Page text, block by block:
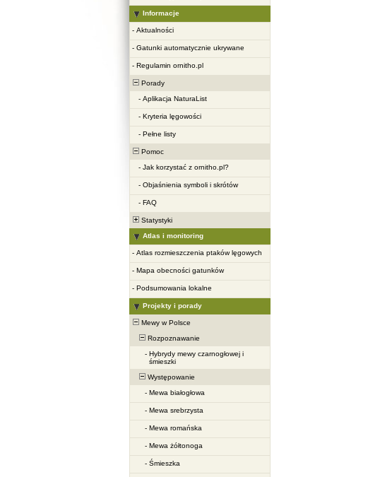
Informacje
- Aktualności
- Gatunki automatycznie ukrywane
- Regulamin ornitho.pl
Porady
- Aplikacja NaturaList
- Kryteria lęgowości
- Pełne listy
Pomoc
- Jak korzystać z ornitho.pl?
- Objaśnienia symboli i skrótów
- FAQ
Statystyki
Atlas i monitoring
- Atlas rozmieszczenia ptaków lęgowych
- Mapa obecności gatunków
- Podsumowania lokalne
Projekty i porady
Mewy w Polsce
Rozpoznawanie
- Hybrydy mewy czarnogłowej i
śmieszki
Występowanie
- Mewa białogłowa
- Mewa srebrzysta
- Mewa romańska
- Mewa żółtonoga
- Śmieszka